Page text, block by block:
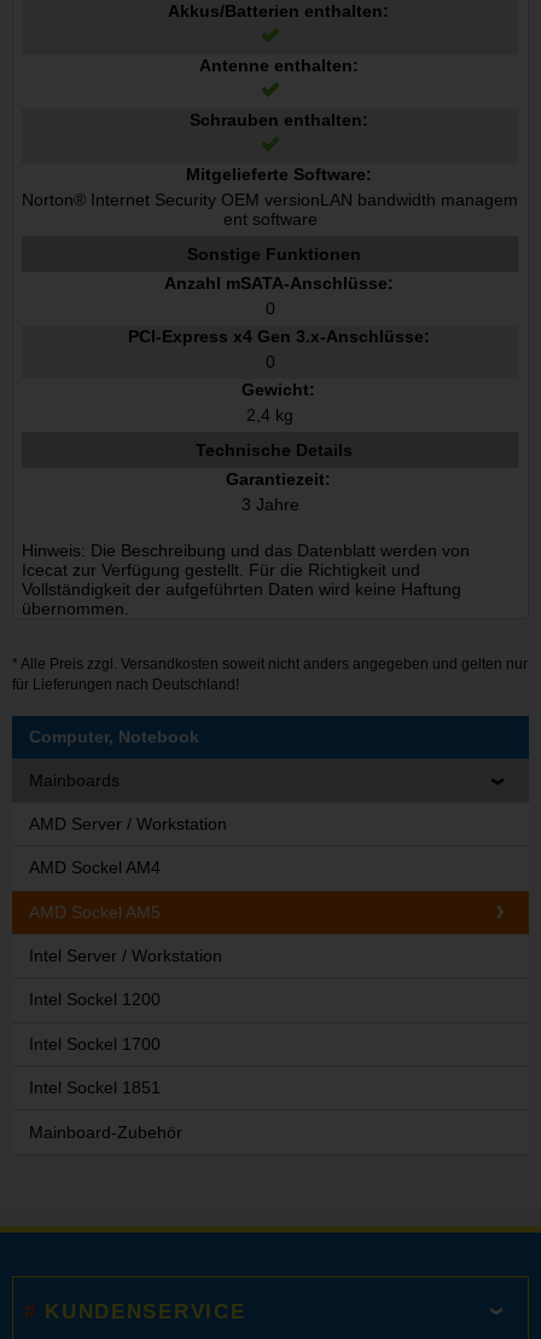
Akkus/Batterien enthalten:
Antenne enthalten:
Schrauben enthalten:
Mitgelieferte Software:
Norton® Internet Security OEM versionLAN bandwidth managem
ent software
Sonstige Funktionen
Anzahl mSATA-Anschlüsse:
0
PCI-Express x4 Gen 3.x-Anschlüsse:
0
Gewicht:
2,4 kg
Technische Details
Garantiezeit:
3 Jahre
Hinweis: Die Beschreibung und das Datenblatt werden von
Icecat zur Verfügung gestellt. Für die Richtigkeit und
Vollständigkeit der aufgeführten Daten wird keine Haftung
übernommen.
* Alle Preis zzgl. Versandkosten soweit nicht anders angegeben und gelten nur
für Lieferungen nach Deutschland!
Computer, Notebook
Mainboards
AMD Server / Workstation
AMD Sockel AM4
AMD Sockel AM5
Intel Server / Workstation
Intel Sockel 1200
Intel Sockel 1700
Intel Sockel 1851
Mainboard-Zubehör
KUNDENSERVICE